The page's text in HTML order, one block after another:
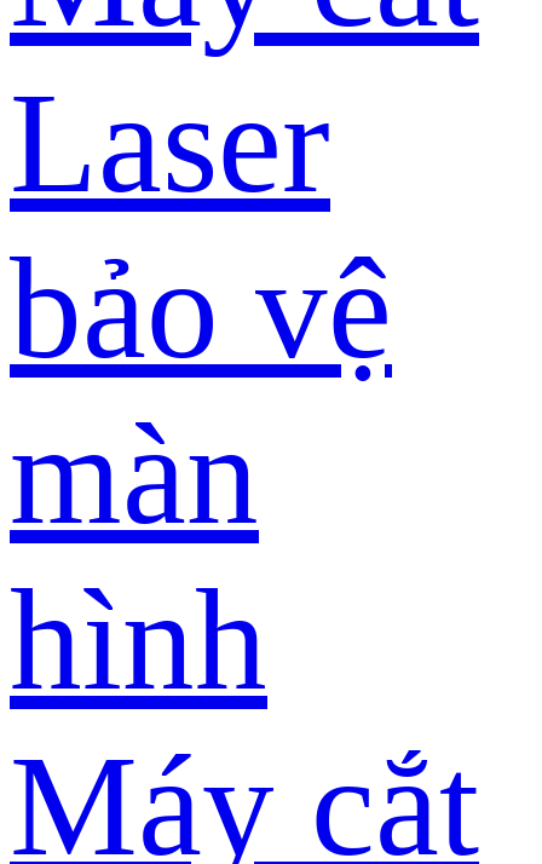
Laser
bảo vệ
màn
hình
Máy cắt